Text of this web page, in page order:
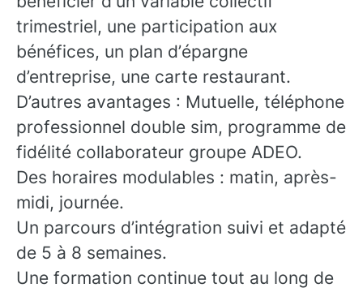
trimestriel, une participation aux
bénéfices, un plan d’épargne
d’entreprise, une carte restaurant.
D’autres avantages : Mutuelle, téléphone
professionnel double sim, programme de
fidélité collaborateur groupe ADEO.
Des horaires modulables : matin, après-
midi, journée.
Un parcours d’intégration suivi et adapté
de 5 à 8 semaines.
Une formation continue tout au long de